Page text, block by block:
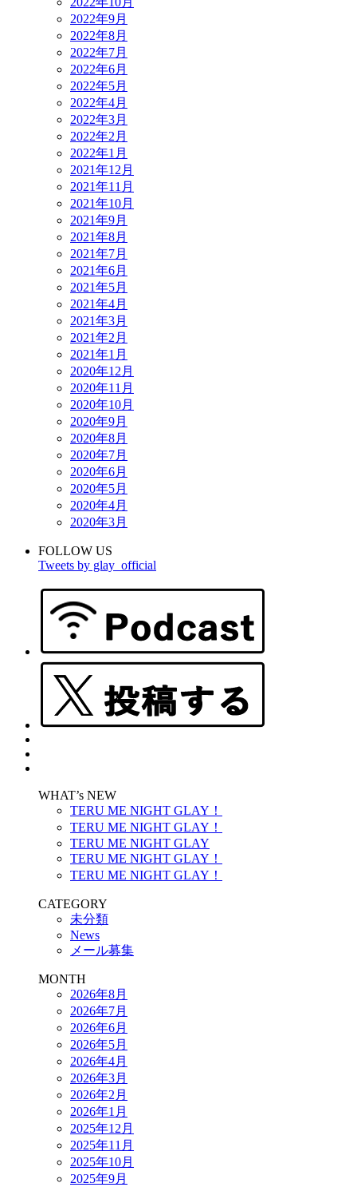
2022年9月
2022年8月
2022年7月
2022年6月
2022年5月
2022年4月
2022年3月
2022年2月
2022年1月
2021年12月
2021年11月
2021年10月
2021年9月
2021年8月
2021年7月
2021年6月
2021年5月
2021年4月
2021年3月
2021年2月
2021年1月
2020年12月
2020年11月
2020年10月
2020年9月
2020年8月
2020年7月
2020年6月
2020年5月
2020年4月
2020年3月
FOLLOW US
Tweets by glay_official
WHAT’s NEW
TERU ME NIGHT GLAY！
TERU ME NIGHT GLAY！
TERU ME NIGHT GLAY
TERU ME NIGHT GLAY！
TERU ME NIGHT GLAY！
CATEGORY
未分類
News
メール募集
MONTH
2026年8月
2026年7月
2026年6月
2026年5月
2026年4月
2026年3月
2026年2月
2026年1月
2025年12月
2025年11月
2025年10月
2025年9月